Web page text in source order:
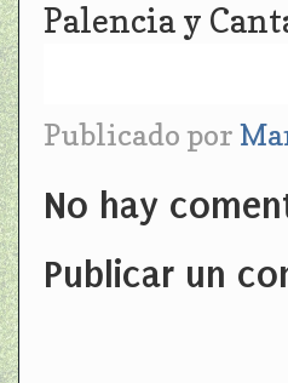
Palencia y
Publicado por
No hay
Publicar un